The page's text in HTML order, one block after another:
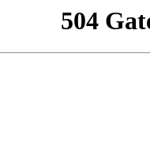
504